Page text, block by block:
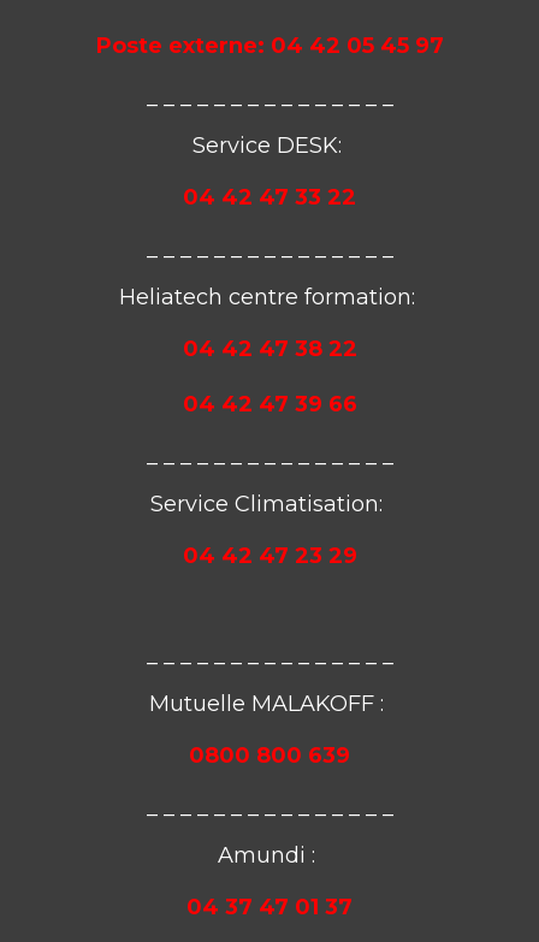
Poste externe: 04 42 05 45 97
Service DESK:
04 42 47 33 22
Heliatech centre formation:
04 42 47 38 22
04 42 47 39 66
Service Climatisation:
04 42 47 23 29
Mutuelle MALAKOFF :
0800 800 639
Amundi :
04 37 47 01 37